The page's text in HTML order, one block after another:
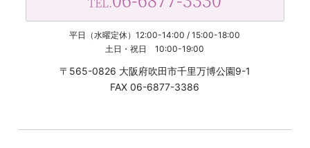
平日（水曜定休）12:00-14:00 / 15:00-18:00
土日・祝日 10:00-19:00
〒565-0826 大阪府吹田市千里万博公園9-1
FAX 06-6877-3386